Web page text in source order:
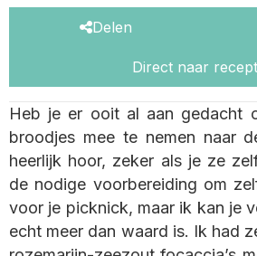
Delen
Direct naar recept
Heb je er ooit al aan gedacht
broodjes mee te nemen naar
heerlijk hoor, zeker als je ze
de nodige voorbereiding om
voor je picknick, maar ik kan je
echt meer dan waard is. Ik had